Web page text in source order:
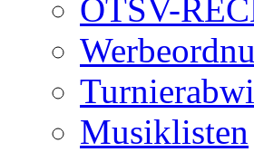
ÖTSV-
Musiklisten